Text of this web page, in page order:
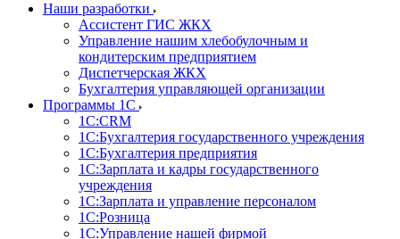
Наши разработки
Ассистент ГИС ЖКХ
Управление нашим хлебобулочным и
кондитерским предприятием
Диспетчерская ЖКХ
Бухгалтерия управляющей организации
Программы 1С
1С:CRM
1С:Бухгалтерия государственного учреждения
1С:Бухгалтерия предприятия
1С:Зарплата и кадры государственного
учреждения
1С:Зарплата и управление персоналом
1С:Розница
1С:Управление нашей фирмой